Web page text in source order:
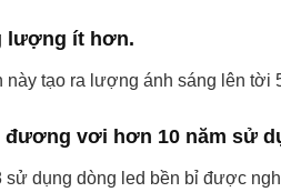
lượng ít hơn.
tạo ra lượng ánh sáng lên
vơi hơn 10 năm sử
dụng dòng led bền bỉ được